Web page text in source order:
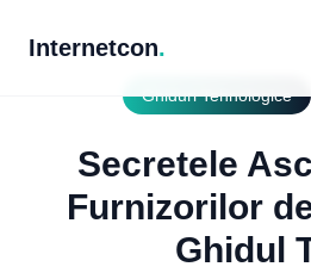
Internetcon.
Ghiduri Tehnologice
Secretele
Furnizorilor
Ghidul